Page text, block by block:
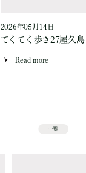
2026年05月14日
てくてく歩き27屋久
Read more
一覧